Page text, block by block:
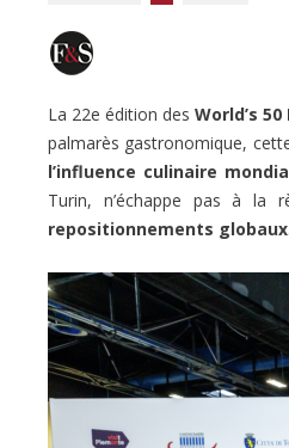
La 22e édition desWorld’s
palmarès gastronomique,
l’influence culinaire
Turin, n’échappe pas à la
repositionnements globaux